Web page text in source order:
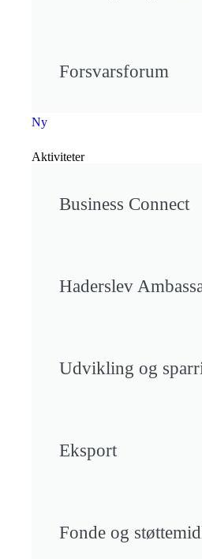
Forsvarsforum
Ny
Aktiviteter
Business Connect
Haderslev
Udvikling og
Eksport
Fonde og